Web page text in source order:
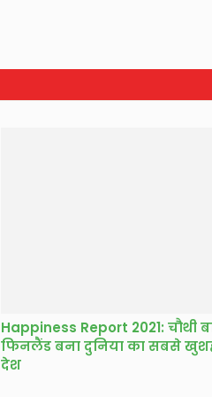
Happiness Report 2021: चौथी
फिनलैंड बना दुनिया का सबसे
देश